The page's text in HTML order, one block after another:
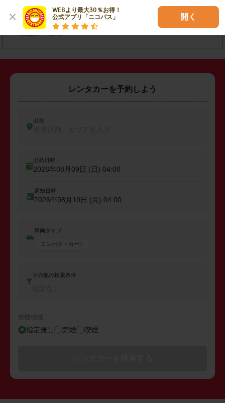
WEBより最大30％お得！
公式アプリ「ニコパス」
開く
・ 匝瑳市 ・大網白里市 山武郡横芝光町
レンタカーを予約しよう
出発
出発日時
2026年08月09日 (日) 04:00
返却日時
2026年08月10日 (月) 04:00
車両タイプ
コンパクトカー
その他の検索条件
禁煙/喫煙
指定無し 禁煙 喫煙